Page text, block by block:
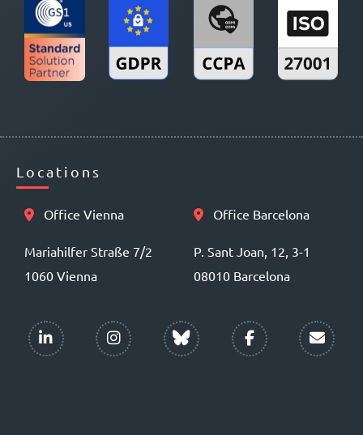
Locations
Office Vienna
Mariahilfer Straße 7/2
1060 Vienna
Office Barcelona
P. Sant Joan, 12, 3-1
08010 Barcelona